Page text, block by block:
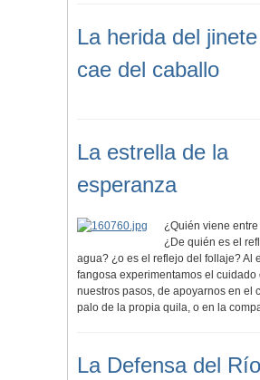
La herida del
cae del caballo
La estrella de la
esperanza
¿Quién viene
¿De quién es el
agua? ¿o es el reflejo del follaje? Al
fangosa experimentamos el cuidado
nuestros pasos, de apoyarnos en el
palo de la propia quila, o en la
La Defensa del